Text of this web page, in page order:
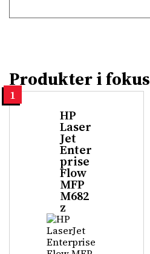
Produkter i fokus
1
HP
Laser
Jet
Enter
prise
Flow
MFP
M682
z